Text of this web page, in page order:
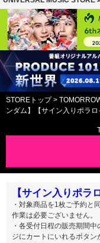
STOREトップ>
ンダム】【サイン入りポラロ
【サイン入りポラ
・対象商品を1枚ご予約と
作業は必要ございません。
・各受付日程の販売期間
ジにカートにいれるボタン